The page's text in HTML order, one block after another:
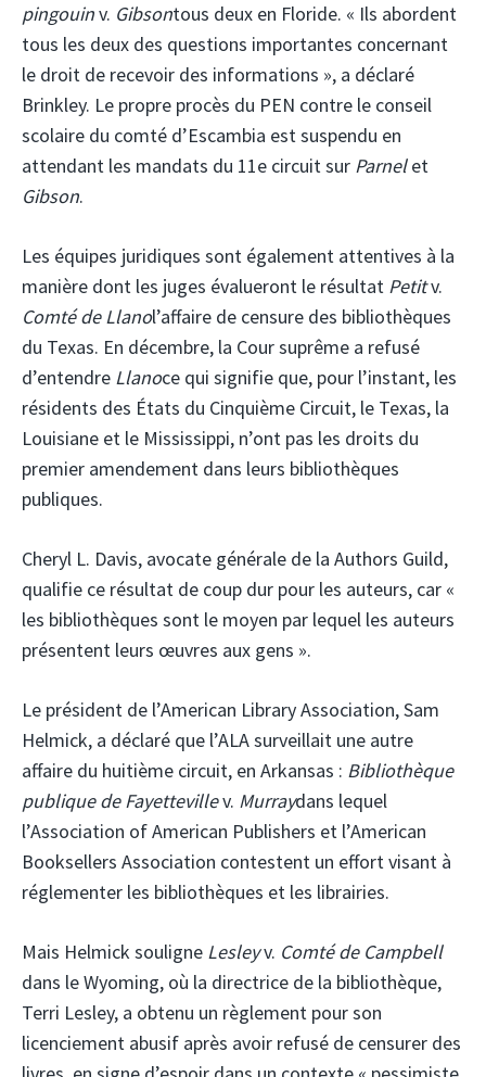
pingouinv. Gibsontous deux en Floride. « Ils abordent
tous les deux des questions importantes concernant
le droit de recevoir des informations », a déclaré
Brinkley. Le propre procès du PEN contre le conseil
scolaire du comté d’Escambia est suspendu en
attendant les mandats du 11e circuit sur Parnelet
Gibson.
Les équipes juridiques sont également attentives à la
manière dont les juges évalueront le résultat Petitv.
Comté de Llanol’affaire de censure des bibliothèques
du Texas. En décembre, la Cour suprême a refusé
d’entendre Llanoce qui signifie que, pour l’instant, les
résidents des États du Cinquième Circuit, le Texas, la
Louisiane et le Mississippi, n’ont pas les droits du
premier amendement dans leurs bibliothèques
publiques.
Cheryl L. Davis, avocate générale de la Authors Guild,
qualifie ce résultat de coup dur pour les auteurs, car «
les bibliothèques sont le moyen par lequel les auteurs
présentent leurs œuvres aux gens ».
Le président de l’American Library Association, Sam
Helmick, a déclaré que l’ALA surveillait une autre
affaire du huitième circuit, en Arkansas : Bibliothèque
publique de Fayettevillev. Murraydans lequel
l’Association of American Publishers et l’American
Booksellers Association contestent un effort visant à
réglementer les bibliothèques et les librairies.
Mais Helmick souligne Lesleyv. Comté de Campbell
dans le Wyoming, où la directrice de la bibliothèque,
Terri Lesley, a obtenu un règlement pour son
licenciement abusif après avoir refusé de censurer des